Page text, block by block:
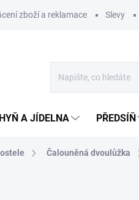
zboží a reklamace Slevy
A JÍDELNA PŘEDSÍŇ
Čalouněná dvoulůžka